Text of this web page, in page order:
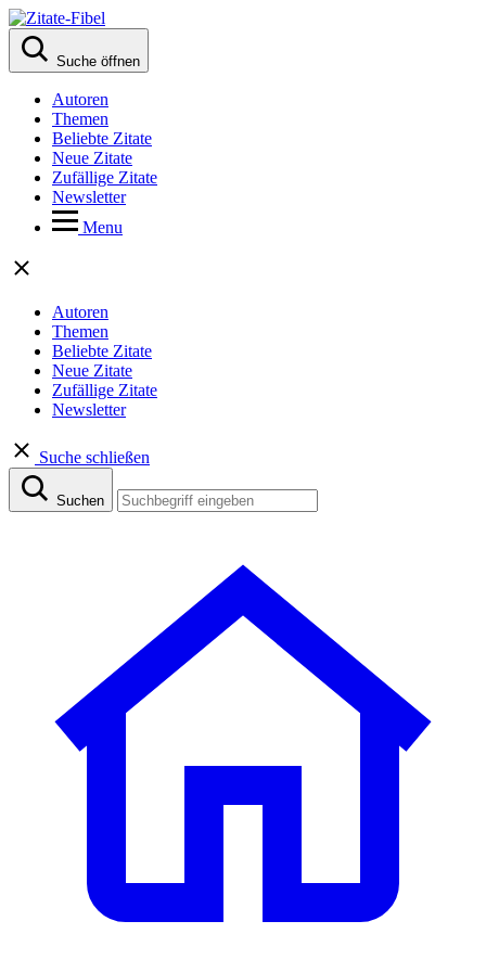
Suche öffnen
Autoren
Themen
Beliebte Zitate
Neue Zitate
Zufällige Zitate
Newsletter
Menu
Autoren
Themen
Beliebte Zitate
Neue Zitate
Zufällige Zitate
Newsletter
Suche schließen
Suchen